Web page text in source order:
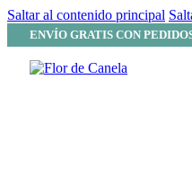
Saltar al contenido principal
ENVÍO GRATIS CON